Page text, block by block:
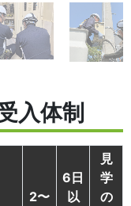
入体制
2〜
6日
以
見
学
の